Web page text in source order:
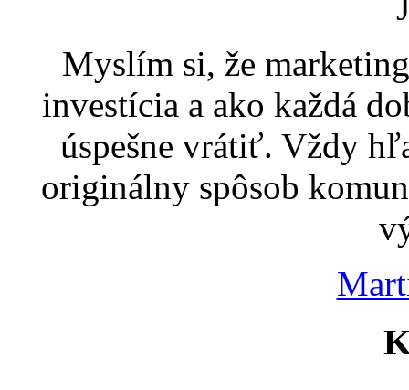
Myslím si, že
investícia a ako každá
úspešne vrátiť. Vždy
originálny spôsob